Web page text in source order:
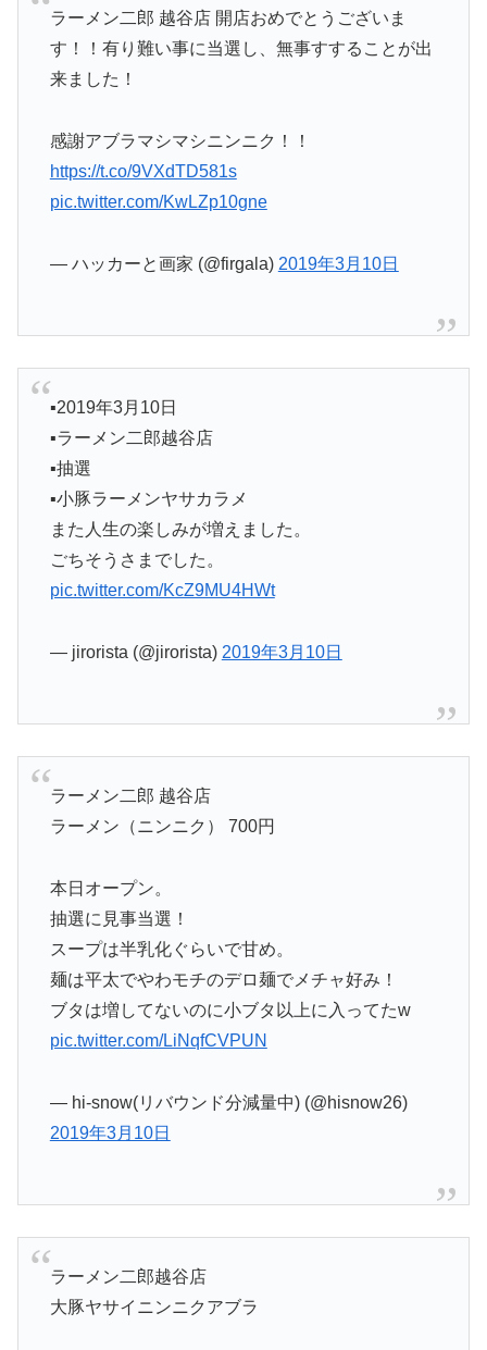
ラーメン二郎 越谷店 開店おめでとうございま
す！！有り難い事に当選し、無事すすることが出
来ました！
感謝アブラマシマシニンニク！！
https://t.co/9VXdTD581s
pic.twitter.com/KwLZp10gne
— ハッカーと画家 (@firgala) 2019年3月10日
▪︎2019年3月10日
▪︎ラーメン二郎越谷店
▪︎抽選
▪︎小豚ラーメンヤサカラメ
また人生の楽しみが増えました。
ごちそうさまでした。
pic.twitter.com/KcZ9MU4HWt
— jirorista (@jirorista) 2019年3月10日
ラーメン二郎 越谷店
ラーメン（ニンニク） 700円
本日オープン。
抽選に見事当選！
スープは半乳化ぐらいで甘め。
麺は平太でやわモチのデロ麺でメチャ好み！
ブタは増してないのに小ブタ以上に入ってたw
pic.twitter.com/LiNqfCVPUN
— hi-snow(リバウンド分減量中) (@hisnow26)
2019年3月10日
ラーメン二郎越谷店
大豚ヤサイニンニクアブラ